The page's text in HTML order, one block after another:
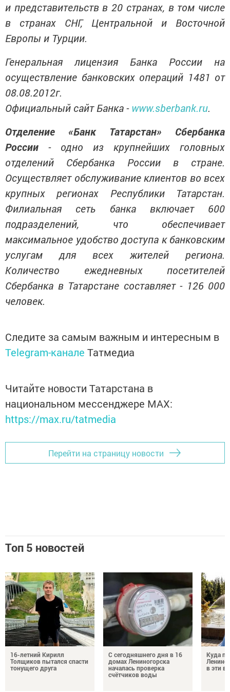
и представительств в 20 странах, в том числе
в странах СНГ, Центральной и Восточной
Европы и Турции.
Генеральная лицензия Банка России на
осуществление банковских операций 1481 от
08.08.2012г.
Официальный сайт Банка -www.sberbank.ru.
Отделение «Банк Татарстан» Сбербанка
России - одно из крупнейших головных
отделений Сбербанка России в стране.
Осуществляет обслуживание клиентов во всех
крупных регионах Республики Татарстан.
Филиальная сеть банка включает 600
подразделений, что обеспечивает
максимальное удобство доступа к банковским
услугам для всех жителей региона.
Количество ежедневных посетителей
Сбербанка в Татарстане составляет - 126 000
человек.
Следите за самым важным и интересным в
Telegram-канале Татмедиа
Читайте новости Татарстана в
национальном мессенджере MАХ:
https://max.ru/tatmedia
Перейти на страницу новости
Топ 5 новостей
16-летний Кирилл
Толщиков пытался спасти
тонущего друга
С сегодняшнего дня в 16
домах Лениногорска
началась проверка
счётчиков воды
Куда
в эти